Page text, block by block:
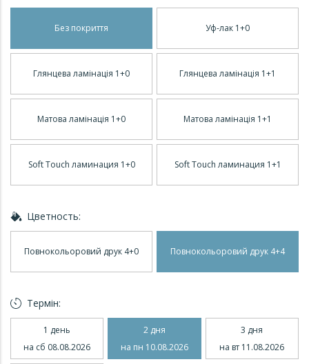
Без покриття Уф-лак 1+0
Глянцева ламінація 1+0 Глянцева ламінація 1+1
Матова ламінація 1+0 Матова ламінація 1+1
Soft Touch ламинация 1+0 Soft Touch ламинация 1+1
Цветность:
Повнокольоровий друк 4+0 Повнокольоровий друк 4+4
Термін:
1 день
на сб 08.08.2026
2 дня
на пн 10.08.2026
3 дня
на вт 11.08.2026